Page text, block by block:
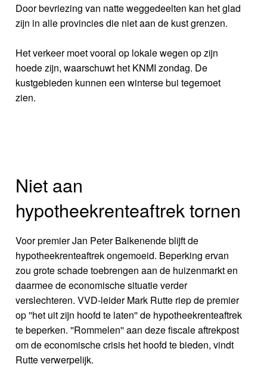
Door bevriezing van natte weggedeelten kan het glad
zijn in alle provincies die niet aan de kust grenzen.
Het verkeer moet vooral op lokale wegen op zijn
hoede zijn, waarschuwt het KNMI zondag. De
kustgebieden kunnen een winterse bui tegemoet
zien.
Niet aan
hypotheekrenteaftrek tornen
Voor premier Jan Peter Balkenende blijft de
hypotheekrenteaftrek ongemoeid. Beperking ervan
zou grote schade toebrengen aan de huizenmarkt en
daarmee de economische situatie verder
verslechteren. VVD-leider Mark Rutte riep de premier
op ''het uit zijn hoofd te laten'' de hypotheekrenteaftrek
te beperken. ''Rommelen'' aan deze fiscale aftrekpost
om de economische crisis het hoofd te bieden, vindt
Rutte verwerpelijk.